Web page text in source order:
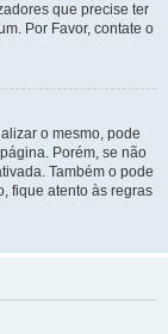
que precise ter
Por Favor, contate o
o mesmo, pode
Porém, se não
Também o pode
fique atento às regras